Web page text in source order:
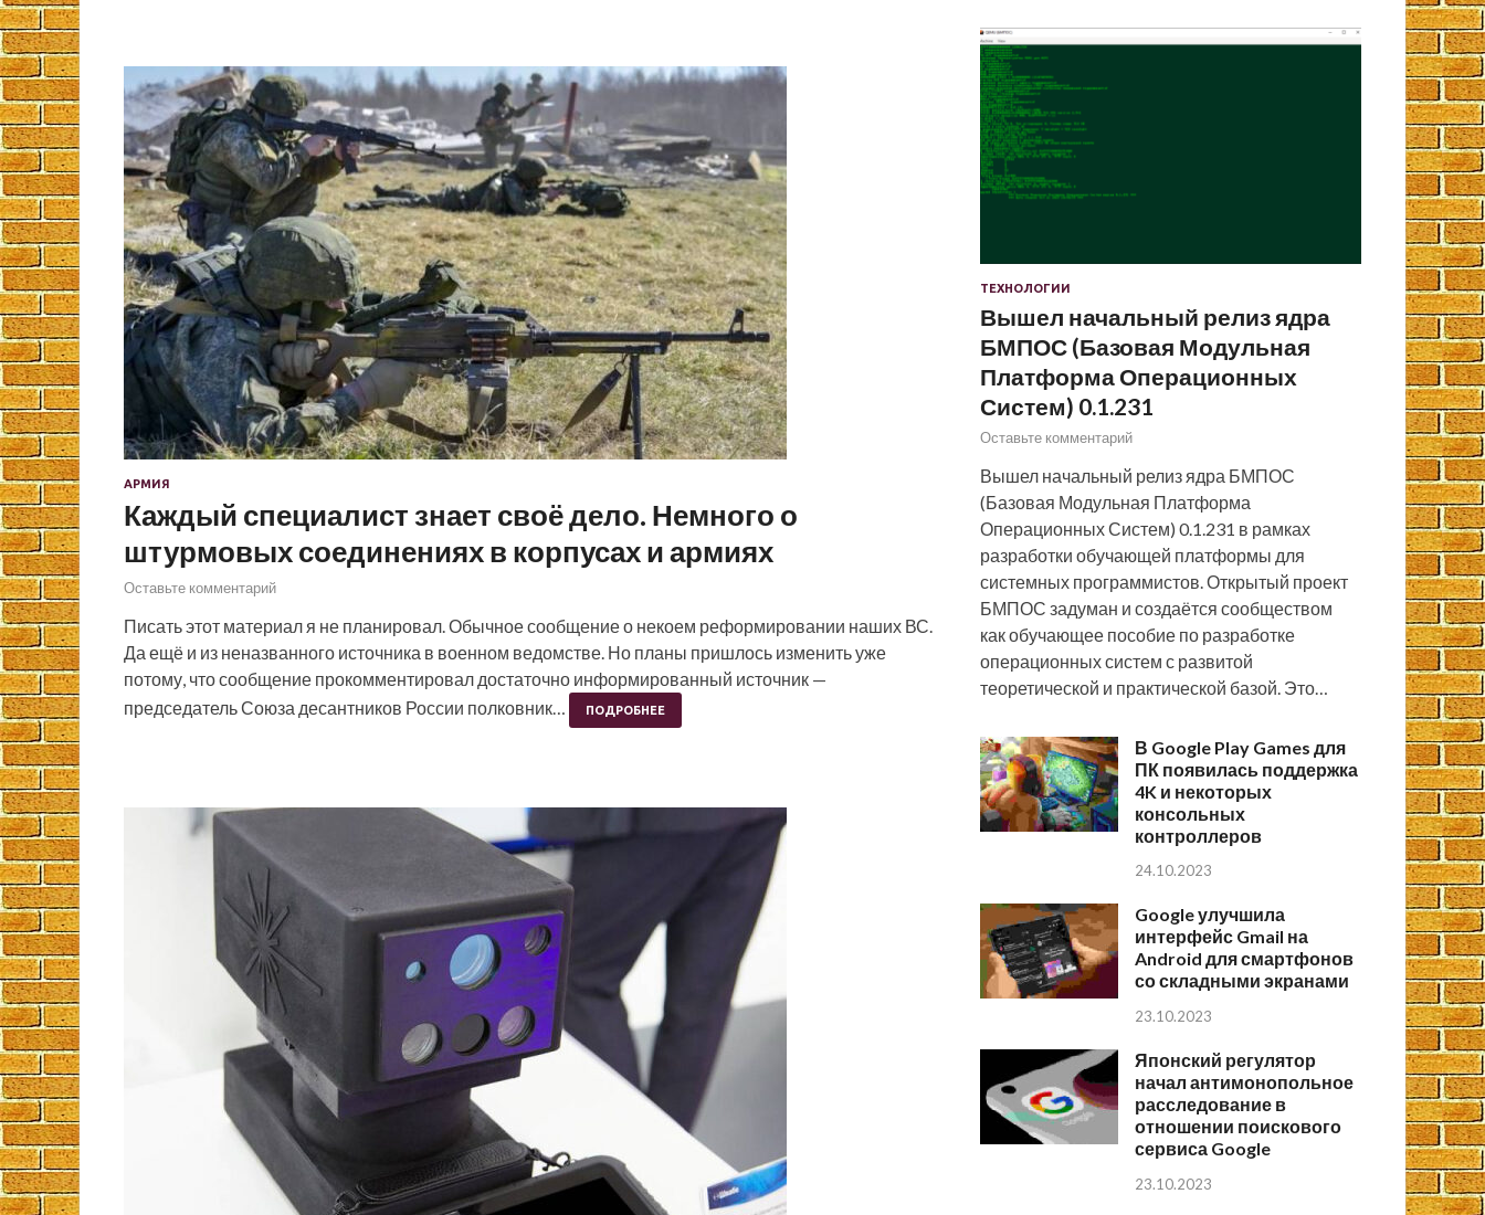
АРМИЯ
Каждый специалист знает своё дело. Немного о
штурмовых соединениях в корпусах и армиях
Оставьте комментарий
Писать этот материал я не планировал. Обычное сообщение о некоем реформировании наших ВС.
Да ещё и из неназванного источника в военном ведомстве. Но планы пришлось изменить уже
потому, что сообщение прокомментировал достаточно информированный источник —
председатель Союза десантников России полковник…
ПОДРОБНЕЕ
ТЕХНОЛОГИИ
Вышел начальный релиз ядра
БМПОС (Базовая Модульная
Платформа Операционных
Систем) 0.1.231
Оставьте комментарий
Вышел начальный релиз ядра БМПОС
(Базовая Модульная Платформа
Операционных Систем) 0.1.231 в рамках
разработки обучающей платформы для
системных программистов. Открытый проект
БМПОС задуман и создаётся сообществом
как обучающее пособие по разработке
операционных систем с развитой
теоретической и практической базой. Это…
В Google Play Games для
ПК появилась поддержка
4K и некоторых
консольных
контроллеров
24.10.2023
Google улучшила
интерфейс Gmail на
Android для смартфонов
со складными экранами
23.10.2023
Японский регулятор
начал антимонопольное
расследование в
отношении поискового
сервиса Google
23.10.2023